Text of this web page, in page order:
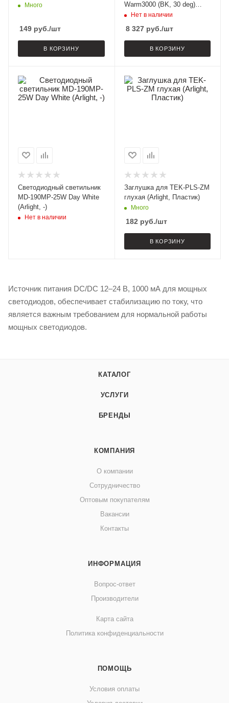
Много
149 руб./шт
В КОРЗИНУ
Warm3000 (BK, 30 deg)
(Arlight, IP40 Металл, 3
Нет в наличии
8 327руб./шт
В КОРЗИНУ
Светодиодный светильник
MD-190MP-25W Day White
(Arlight, -)
Нет в наличии
Заглушка для TEK-PLS-ZM
глухая (Arlight, Пластик)
Много
182 руб./шт
В КОРЗИНУ
Источник питания DC/DC 12–24 В, 1000 мА для мощных
светодиодов, обеспечивает стабилизацию по току, что
является важным требованием для нормальной работы
мощных светодиодов.
КАТАЛОГ
УСЛУГИ
БРЕНДЫ
КОМПАНИЯ
О компании
Сотрудничество
Оптовым покупателям
Вакансии
Контакты
ИНФОРМАЦИЯ
Вопрос-ответ
Производители
Карта сайта
Политика конфиденциальности
ПОМОЩЬ
Условия оплаты